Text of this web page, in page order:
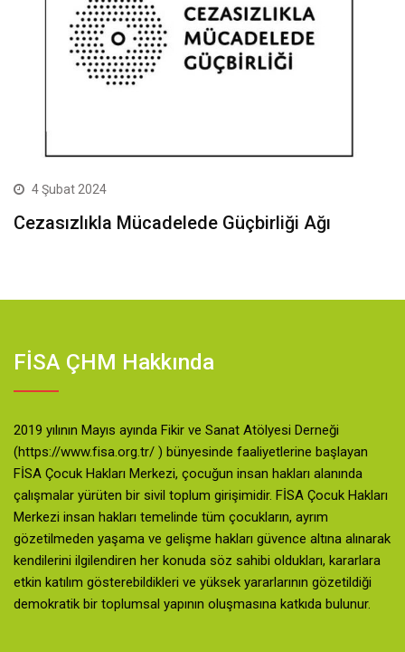
4 Şubat 2024
Cezasızlıkla Mücadelede Güçbirliği Ağı
FİSA ÇHM Hakkında
2019 yılının Mayıs ayında Fikir ve Sanat Atölyesi Derneği
(https://www.fisa.org.tr/ ) bünyesinde faaliyetlerine başlayan
FİSA Çocuk Hakları Merkezi, çocuğun insan hakları alanında
çalışmalar yürüten bir sivil toplum girişimidir. FİSA Çocuk Hakları
Merkezi insan hakları temelinde tüm çocukların, ayrım
gözetilmeden yaşama ve gelişme hakları güvence altına alınarak
kendilerini ilgilendiren her konuda söz sahibi oldukları, kararlara
etkin katılım gösterebildikleri ve yüksek yararlarının gözetildiği
demokratik bir toplumsal yapının oluşmasına katkıda bulunur.